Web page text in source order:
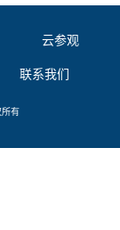
云参观
联系我们
有